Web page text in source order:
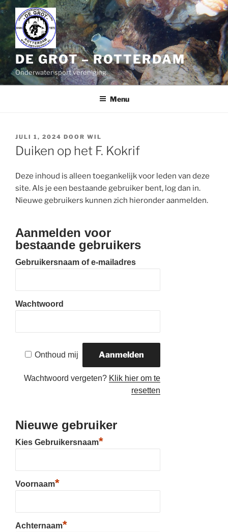
Naar
de
inhoud
springen
DE GROT – ROTTERDAM
Onderwater sport vereniging
Menu
GEPLAATST
OP
JULI 1, 2024 DOOR WIL
Duiken op het F. Kokrif
Deze inhoud is alleen toegankelijk voor leden van deze
site. Als je een bestaande gebruiker bent, log dan in.
Nieuwe gebruikers kunnen zich hieronder aanmelden.
Aanmelden voor
bestaande gebruikers
Gebruikersnaam of e-mailadres
Wachtwoord
Onthoud mij
Wachtwoord vergeten? Klik hier om te
resetten
Nieuwe gebruiker
Kies Gebruikersnaam*
Voornaam*
Achternaam*